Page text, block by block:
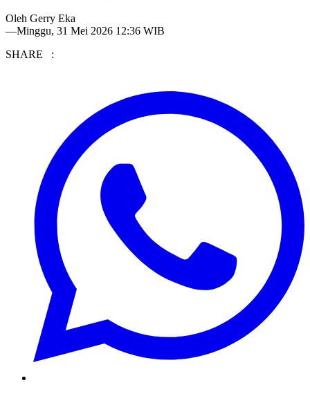
Oleh Gerry Eka
—Minggu, 31 Mei 2026 12:36 WIB
SHARE :